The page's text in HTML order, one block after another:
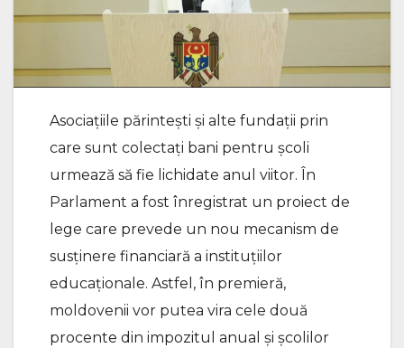
Asociațiile părintești și alte fundații prin
care sunt colectați bani pentru școli
urmează să fie lichidate anul viitor. În
Parlament a fost înregistrat un proiect de
lege care prevede un nou mecanism de
susținere financiară a instituțiilor
educaționale. Astfel, în premieră,
moldovenii vor putea vira cele două
procente din impozitul anual și școlilor